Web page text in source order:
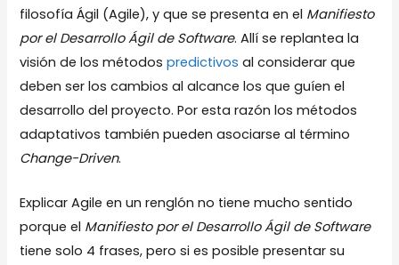
filosofía Ágil (Agile), y que se presenta en el Manifiesto
por el Desarrollo Ágil de Software. Allí se replantea la
visión de los métodospredictivos al considerar que
deben ser los cambios al alcance los que guíen el
desarrollo del proyecto. Por esta razón los métodos
adaptativos también pueden asociarse al término
Change-Driven.
Explicar Agile en un renglón no tiene mucho sentido
porque el Manifiesto por el Desarrollo Ágil de Software
tiene solo 4 frases, pero si es posible presentar su